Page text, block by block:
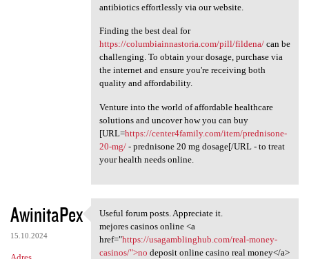
antibiotics effortlessly via our website.
Finding the best deal for
https://columbiainnastoria.com/pill/fildena/can be
challenging. To obtain your dosage, purchase via
the internet and ensure you're receiving both
quality and affordability.
Venture into the world of affordable healthcare
solutions and uncover how you can buy
[URL=https://center4family.com/item/prednisone-
20-mg/- prednisone 20 mg dosage[/URL - to treat
your health needs online.
AwinitaPex
15.10.2024
Useful forum posts.
Useful forum posts. Appreciate it.
mejores casinos online <a
href="https://usagamblinghub.com/real-money-
casinos/">no deposit online casino real money</a>